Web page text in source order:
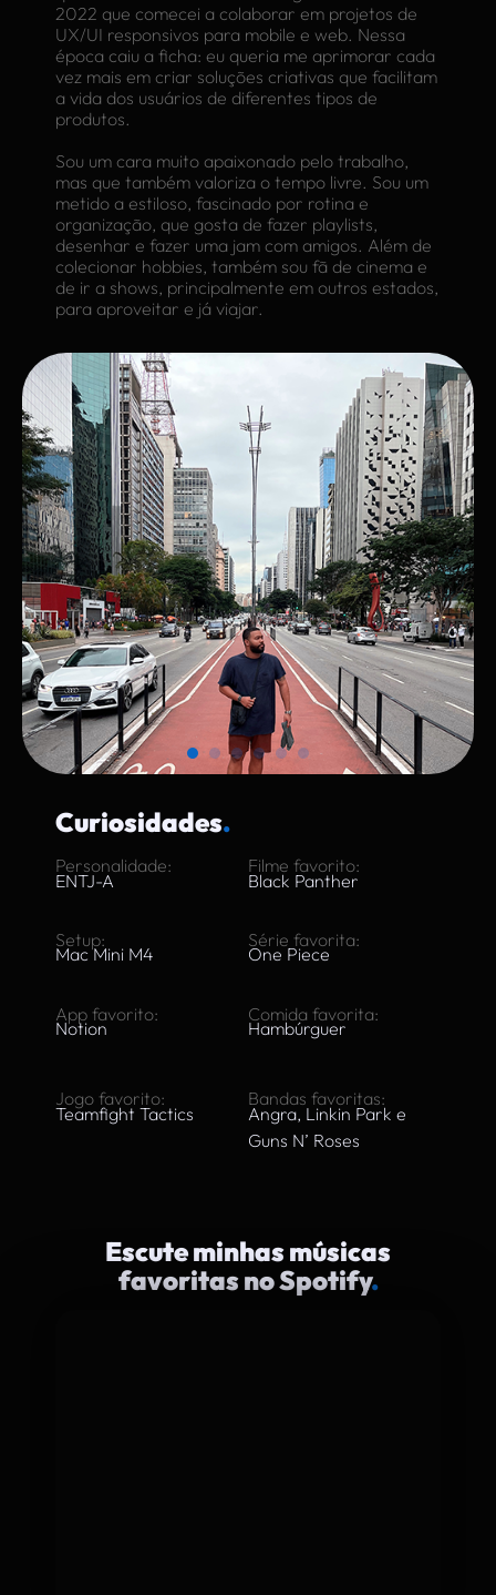
2022 que comecei a colaborar em projetos de
UX/UI responsivos para mobile e web. Nessa
época caiu a ficha: eu queria me aprimorar cada
vez mais em criar soluções criativas que facilitam
a vida dos usuários de diferentes tipos de
produtos.
Sou um cara muito apaixonado pelo trabalho,
mas que também valoriza o tempo livre. Sou um
metido a estiloso, fascinado por rotina e
organização, que gosta de fazer playlists,
desenhar e fazer uma jam com amigos. Além de
colecionar hobbies, também sou fã de cinema e
de ir a shows, principalmente em outros estados,
para aproveitar e já viajar.
Curiosidades.
Personalidade:
ENTJ-A
Filme favorito:
Black Panther
Setup:
Mac Mini M4
Série favorita:
One Piece
App favorito:
Notion
Comida favorita:
Hambúrguer
Jogo favorito:
Teamfight Tactics
Bandas favoritas:
Angra, Linkin Park e
Guns N’ Roses
Escute minhas músicas
favoritas no Spotify.